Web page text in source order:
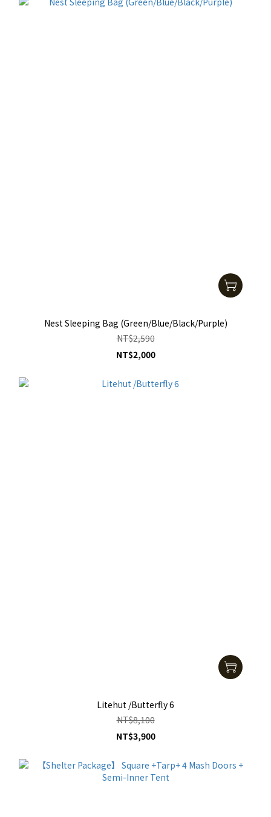
Nest Sleeping Bag (Green/Blue/Black/Purple)
NT$2,590
NT$2,000
Litehut /Butterfly 6
NT$8,100
NT$3,900